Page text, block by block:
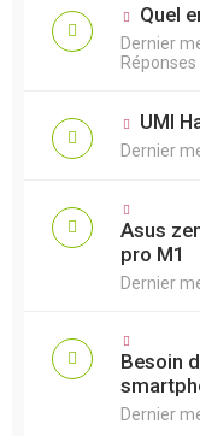
Quel
Dernier
Réponses
UMI
Dernier
Asus
pro M1
Dernier
Besoin
Dernier